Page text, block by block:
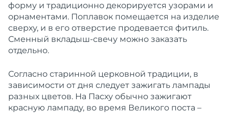
форму и традиционно декорируется узорами и
орнаментами. Поплавок помещается на изделие
сверху, и в его отверстие продевается фитиль.
Сменный вкладыш-свечу можно заказать
отдельно.
Согласно старинной церковной традиции, в
зависимости от дня следует зажигать лампады
разных цветов. На Пасху обычно зажигают
красную лампаду, во время Великого поста –